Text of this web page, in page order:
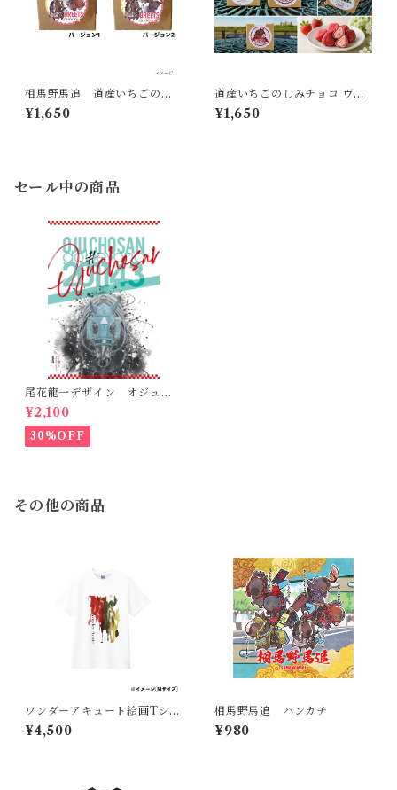
相馬野馬追 道産いちごのし
みチョコ
¥1,650
道産いちごのしみチョコ ヴェ
ルサイユリゾートファームオ
リジナル
¥1,650
セール中の商品
尾花龍一デザイン オジュウ
チョウサンポスター(B2サイ
ズ）
¥2,100
30%OFF
その他の商品
ワンダーアキュート絵画Tシャ
ツ
¥4,500
相馬野馬追 ハンカチ
¥980